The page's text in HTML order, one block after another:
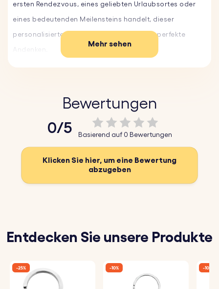
ersten Rendezvous, eines geliebten Urlaubsortes oder
eines bedeutenden Meilensteins handelt, dieser
personalisierte Schlüsselanhänger ist das perfekte
Andenken.
dir, die Koordinaten eines Ortes einzugravieren, der für
dich oder einen geliebten Menschen eine besondere
haben, mit einem personalisierten Schlüsselanhänger
mit eingravierten Koordinaten. Er ist der perfekte Weg,
Schlüsselanhänger; es ist ein Symbol für wertvolle
Erinnerungen und bedeutende Orte. Ob der Ort des
Mehr sehen
Bewertungen
0/5 Basierend auf 0 Bewertungen
Klicken Sie hier, um eine Bewertung
abzugeben
Entdecken Sie unsere Produkte
-25% -10% -10%